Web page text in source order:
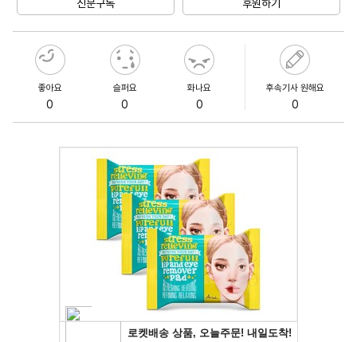
신문구독 후원하기
좋아요
0
슬퍼요
0
화나요
0
후속기사 원해요
0